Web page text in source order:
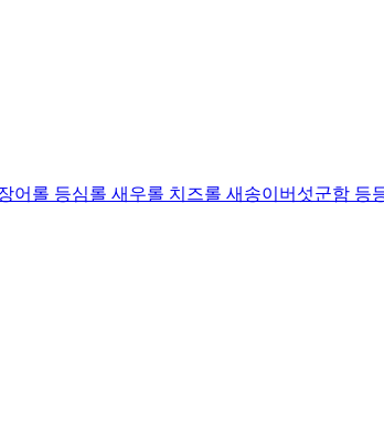
롤 등심롤 새우롤 치즈롤 새송이버섯군함